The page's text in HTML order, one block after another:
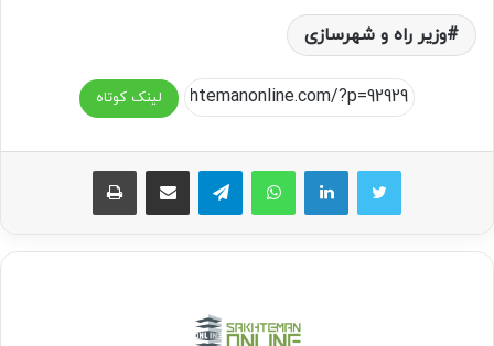
وزیر راه و شهرسازی
لینک کوتاه
واتس آپ تلگرام اشتراک گذاری از طریق ایمیل چاپ